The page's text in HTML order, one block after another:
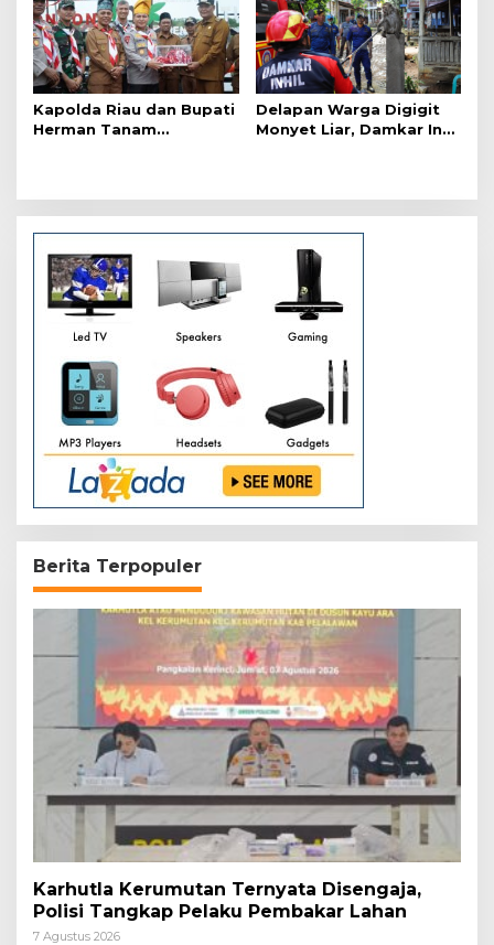
Kapolda Riau dan Bupati
Herman Tanam
Delapan Warga Digigit
Monyet Liar, Damkar Inhil
Berita Terpopuler
Karhutla Kerumutan Ternyata Disengaja,
Polisi Tangkap Pelaku Pembakar Lahan
7 Agustus 2026